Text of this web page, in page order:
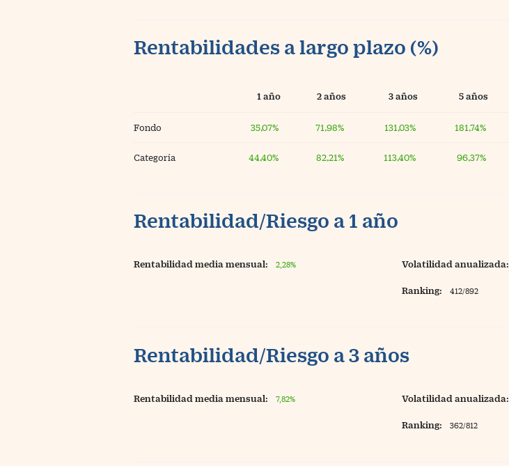
Rentabilidades a largo plazo (%)
1 año 2 años 3 años 5 años
Fondo 35,07% 71,98% 131,03% 181,74%
Categoría 44,40% 82,21% 113,40% 96,37%
Rentabilidad/Riesgo a 1 año
Rentabilidad media mensual: 2,28% Volatilidad anualizada:
Ranking: 412/892
Rentabilidad/Riesgo a 3 años
Rentabilidad media mensual: 7,82% Volatilidad anualizada:
Ranking: 362/812